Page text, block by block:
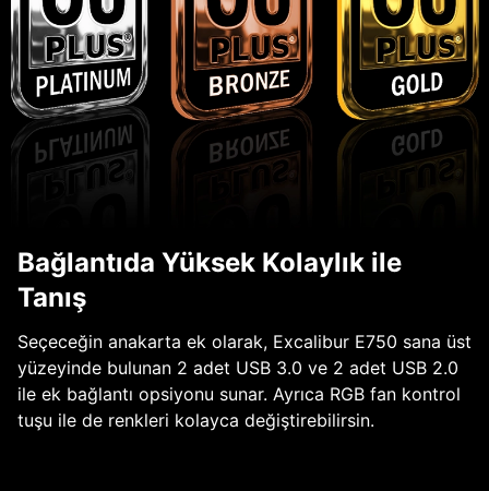
Bağlantıda Yüksek Kolaylık ile
Tanış
Seçeceğin anakarta ek olarak, Excalibur E750 sana üst
yüzeyinde bulunan 2 adet USB 3.0 ve 2 adet USB 2.0
ile ek bağlantı opsiyonu sunar. Ayrıca RGB fan kontrol
tuşu ile de renkleri kolayca değiştirebilirsin.